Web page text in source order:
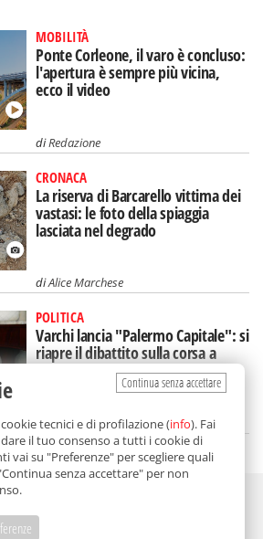
MOBILITÀ
Ponte Corleone, il varo è concluso:
l'apertura è sempre più vicina,
ecco il video
diRedazione
CRONACA
La riserva di Barcarello vittima dei
vastasi: le foto della spiaggia
lasciata nel degrado
diAlice Marchese
POLITICA
Varchi lancia "Palermo Capitale": si
riapre il dibattito sulla corsa a
sindaco, c'è chi dice sì
diAnnalisa Ciprì
Continua senza accettare
tecnici e di profilazione (info). Fai
il tuo consenso a tutti i cookie di
vai su "Preferenze" per scegliere quali
senza accettare" per non